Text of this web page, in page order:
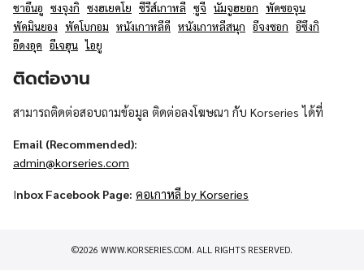
ชาอึนอู ซงจุงกิ ซงฮเยคโย ซีรีส์เกาหลี ซูจี นัมจูฮยอก พัคซอจุน
พัคมินยอง พัคโบกอม หนังเกาหลีดี หนังเกาหลีสนุก อีจงซอก อีซึงกิ
อีดงอุค อีเจฮุน ไอยู
ติดต่องาน
สามารถติดต่อสอบถามข้อมูล ติดต่อลงโฆษณา กับ Korseries ได้ที่
Email (Recommended):
admin@korseries.com
Inbox Facebook Page: คอเกาหลี by Korseries
©2026 WWW.KORSERIES.COM. ALL RIGHTS RESERVED.